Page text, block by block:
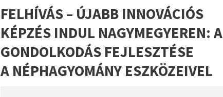
FELHÍVÁS – ÚJABB INNOVÁCIÓS
KÉPZÉS INDUL NAGYMEGYEREN: A
GONDOLKODÁS FEJLESZTÉSE
A NÉPHAGYOMÁNY ESZKÖZEIVEL